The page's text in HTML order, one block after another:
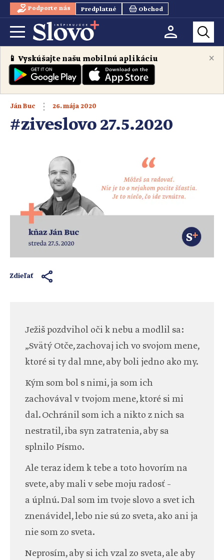
Podporte nás Predplatné Obchod
×
📱 Vyskúšajte našu mobilnú aplikáciu
Ján Buc 26. mája 2020
#ziveslovo 27.5.2020
Zdieľať
Ježiš pozdvihol oči k nebu a modlil sa:
„Svätý Otče, zachovaj ich vo svojom mene,
ktoré si ty dal mne, aby boli jedno ako my.
Kým som bol s nimi, ja som ich
zachovával v tvojom mene, ktoré si mi
dal. Ochránil som ich a nikto z nich sa
nestratil, iba syn zatratenia, aby sa
splnilo Písmo.
Ale teraz idem k tebe a toto hovorím na
svete, aby mali v sebe moju radosť –
a úplnú. Dal som im tvoje slovo a svet ich
znenávidel, lebo nie sú zo sveta, ako ani ja
nie som zo sveta.
Neprosím, aby si ich vzal zo sveta, ale aby